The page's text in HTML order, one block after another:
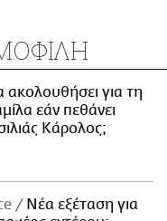
ακολουθήσει για τη
εάν πεθάνει
Κάρολος;
Νέα εξέταση για